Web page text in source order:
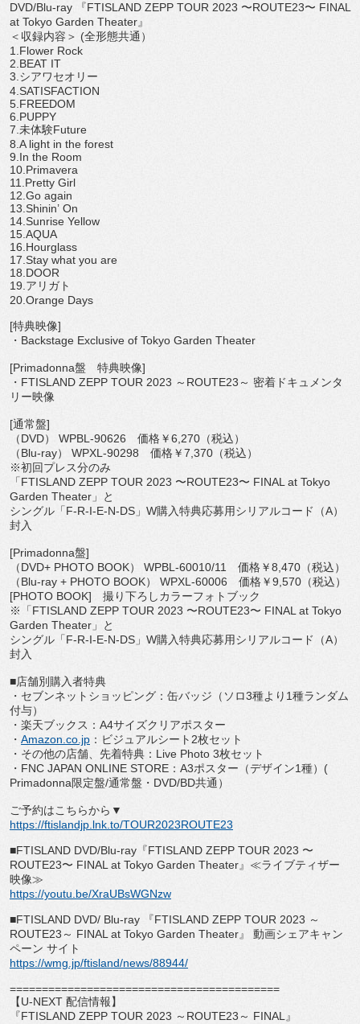
DVD/Blu-ray
『FTISLAND ZEPP TOUR 2023 〜ROUTE23〜 FINAL
at Tokyo Garden Theater』
＜収録内容＞ (全形態共通）
1.Flower Rock
2.BEAT IT
3. シアワセオリー
4.SATISFACTION
5.FREEDOM
6.PUPPY
7. 未体験Future
8.A light in the forest
9.In the Room
10.Primavera
11.Pretty Girl
12.Go again
13.Shinin’ On
14.Sunrise Yellow
15.AQUA
16.Hourglass
17.Stay what you are
18.DOOR
19. アリガト
20.Orange Days
[特典映像]
・ Backstage Exclusive of Tokyo Garden Theater
[Primadonna盤 特典映像]
・ FTISLAND ZEPP TOUR 2023 ～ ROUTE23 ～ 密着ドキュメンタ
リー映像
[通常盤]
（DVD） WPBL-90626 価格￥6,270 （税込）
（Blu-ray） WPXL-90298 価格￥7,370 （税込）
※初回プレス分のみ
「FTISLAND ZEPP TOUR 2023 〜ROUTE23〜 FINAL at Tokyo
Garden Theater 」と
シングル「F-R-I-E-N-DS 」 W購入特典応募用シリアルコード（A）
封入
[Primadonna盤]
（DVD+ PHOTO BOOK） WPBL-60010/11 価格￥8,470 （税込）
（Blu-ray + PHOTO BOOK） WPXL-60006 価格￥9,570 （税込）
[PHOTO BOOK] 撮り下ろしカラーフォトブック
※「 FTISLAND ZEPP TOUR 2023 〜ROUTE23〜 FINAL at Tokyo
Garden Theater 」と
シングル「F-R-I-E-N-DS 」 W購入特典応募用シリアルコード（A）
封入
■店舗別購入者特典
・セブンネットショッピング：缶バッジ（ソロ3種より 1種ランダム
付与）
・楽天ブックス： A4サイズクリアポスター
・ Amazon.co.jp ：ビジュアルシート 2枚セット
・その他の店舗、先着特典： Live Photo 3枚セット
・ FNC JAPAN ONLINE STORE ： A3ポスター（デザイン1種） (
Primadonna限定盤/通常盤・ DVD/BD共通）
ご予約はこちらから▼
https://ftislandjp.lnk.to/TOUR2023ROUTE23
■FTISLAND DVD/Blu-ray 『FTISLAND ZEPP TOUR 2023 〜
ROUTE23〜 FINAL at Tokyo Garden Theater』≪ライブティザー
映像≫
https://youtu.be/XraUBsWGNzw
■FTISLAND DVD/ Blu-ray 『FTISLAND ZEPP TOUR 2023 ～
ROUTE23 ～ FINAL at Tokyo Garden Theater』 動画シェアキャン
ペーン サイト
https://wmg.jp/ftisland/news/88944/
==========================================
【U-NEXT 配信情報】
『FTISLAND ZEPP TOUR 2023 ～ ROUTE23 ～ FINAL 』